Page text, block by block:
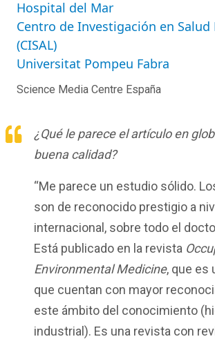
Hospital del Mar
Centro de Investigación en Salud
(CISAL)
Universitat Pompeu Fabra
Science Media Centre España
¿Qué le parece el artículo en
buena calidad?
“Me parece un estudio sólido.
son de reconocido prestigio a
internacional, sobre todo el
Está publicado en la revista
Environmental Medicine, que es
que cuentan con mayor
este ámbito del conocimiento
industrial). Es una revista con